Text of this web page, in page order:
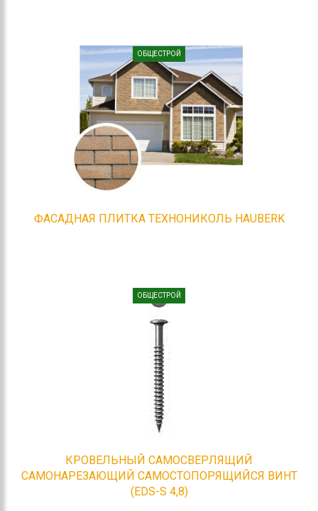
ОБЩЕСТРОЙ
ФАСАДНАЯ ПЛИТКА ТЕХНОНИКОЛЬ HAUBERK
ОБЩЕСТРОЙ
КРОВЕЛЬНЫЙ САМОСВЕРЛЯЩИЙ
САМОНАРЕЗАЮЩИЙ САМОСТОПОРЯЩИЙСЯ ВИНТ
(EDS-S 4,8)